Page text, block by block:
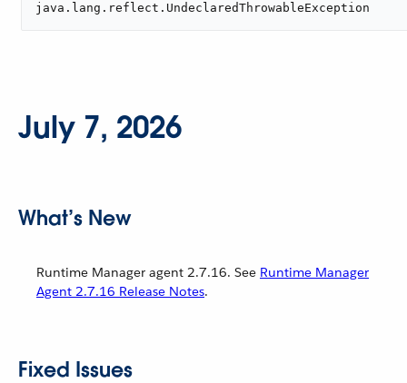
java.lang.reflect.UndeclaredThrowableException
July 7, 2026
What’s New
Runtime Manager agent 2.7.16. See Runtime Manager
Agent 2.7.16 Release Notes.
Fixed Issues